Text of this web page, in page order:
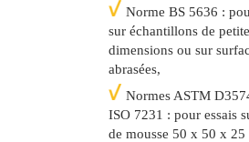
Norme BS 5636 :
sur échantillons de
dimensions ou sur
abrasées,
Normes ASTM
ISO 7231 : pour essais
de mousse 50 x 50 x 25